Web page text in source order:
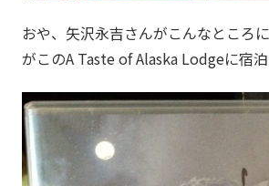
おや、矢沢永吉さんがこんなところ
がこのA Taste of Alaska Lodgeに宿泊